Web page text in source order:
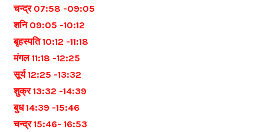
चन्द्र 07:58 -09:05
शनि 09:05 -10:12
बृहस्पति 10:12 -11:18
मंगल 11:18 -12:25
सूर्य 12:25 -13:32
शुक्र 13:32 -14:39
बुध 14:39 -15:46
चन्द्र 15:46- 16:53